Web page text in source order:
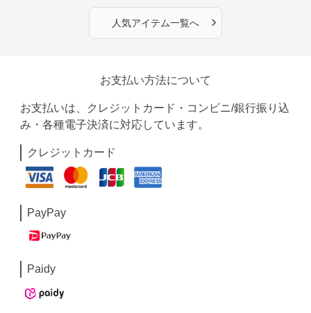
人気アイテム一覧へ ›
お支払い方法について
お支払いは、クレジットカード・コンビニ/銀行振り込
み・各種電子決済に対応しています。
クレジットカード
PayPay
Paidy